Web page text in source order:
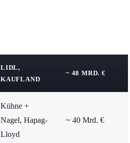
LIDL,
KAUFLAND
~ 48 MRD. €
Kühne +
Nagel, Hapag-
Lloyd
~ 40 Mrd. €